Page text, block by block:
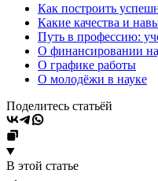
Как построить
Какие качества и
Путь в профессию:
О финансировании
О графике работы
О молодёжи в науке
Поделитесь статьёй
В этой статье